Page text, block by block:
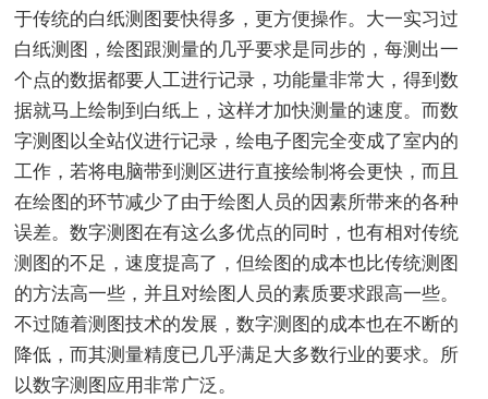
于传统的白纸测图要快得多，更方便操作。大一实习过
白纸测图，绘图跟测量的几乎要求是同步的，每测出一
个点的数据都要人工进行记录，功能量非常大，得到数
据就马上绘制到白纸上，这样才加快测量的速度。而数
字测图以全站仪进行记录，绘电子图完全变成了室内的
工作，若将电脑带到测区进行直接绘制将会更快，而且
在绘图的环节减少了由于绘图人员的因素所带来的各种
误差。数字测图在有这么多优点的同时，也有相对传统
测图的不足，速度提高了，但绘图的成本也比传统测图
的方法高一些，并且对绘图人员的素质要求跟高一些。
不过随着测图技术的发展，数字测图的成本也在不断的
降低，而其测量精度已几乎满足大多数行业的要求。所
以数字测图应用非常广泛。